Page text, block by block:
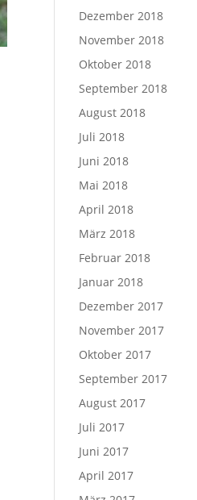
Dezember 2018
November 2018
Oktober 2018
September 2018
August 2018
Juli 2018
Juni 2018
Mai 2018
April 2018
März 2018
Februar 2018
Januar 2018
Dezember 2017
November 2017
Oktober 2017
September 2017
August 2017
Juli 2017
Juni 2017
April 2017